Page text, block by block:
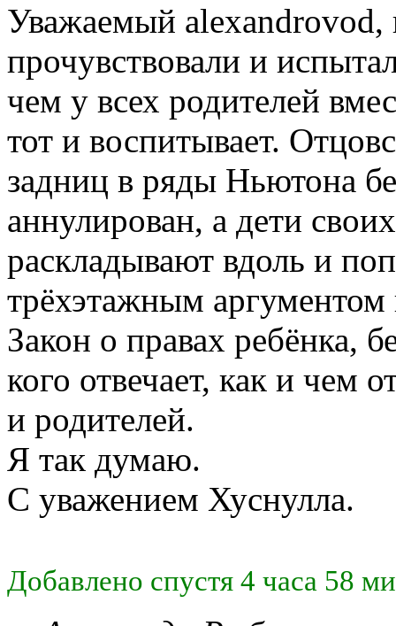
Уважаемый alexandrovod,
прочувствовали и
чем у всех родителей
тот и воспитывает.
задниц в ряды Ньютона
аннулирован, а дети
раскладывают вдоль и
трёхэтажным аргументом
Закон о правах ребёнка,
кого отвечает, как и чем
и родителей.
Я так думаю.
С уважением Хуснулла.
Добавлено спустя 4 часа 58